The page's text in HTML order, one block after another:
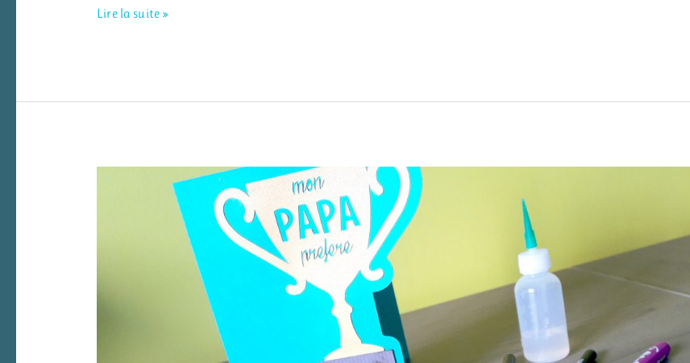
BrainBox
sa
Lire la suite »